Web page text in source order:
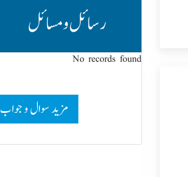
رسائل و مسائل
No records found
مزید سوال و جواب